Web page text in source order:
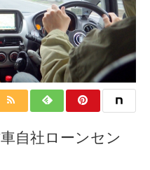
自社ローンセン